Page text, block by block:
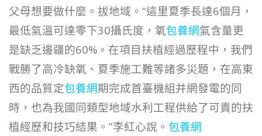
父母想要做什麼。拔地域。“這里夏季長達6個月，
最低氣溫可達零下30攝氏度，氧包養網氣含量更
是缺乏邊疆的60%。在項目扶植經過歷程中，我們
戰勝了高冷缺氧、夏季施工難等諸多災題，在高東
西的品質定包養網期完成首臺機組并網發電的同
時，也為我國同類型地域水利工程供給了可貴的扶
植經歷和技巧結果。”李紅心說。 包養網